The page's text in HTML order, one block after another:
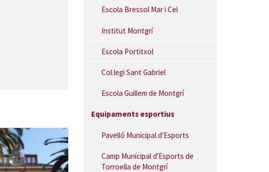
Escola Bressol Mar i Cel
Institut Montgrí
Escola Portitxol
Col.legi Sant Gabriel
Escola Guillem de Montgrí
Equipaments esportius
Pavelló Municipal d'Esports
Camp Municipal d'Esports de
Torroella de Montgrí